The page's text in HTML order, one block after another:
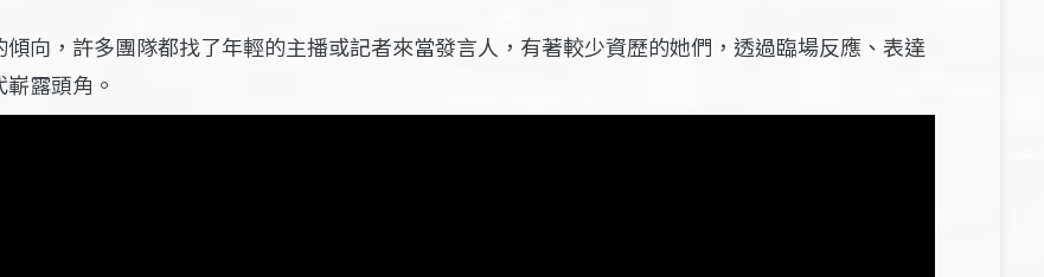
向，許多團隊都找了年輕的主播或記者來當發言人，有著較少資歷的她們，透過臨場反應、表達
露頭角。